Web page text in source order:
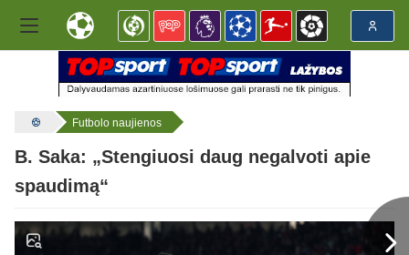
Futbolo naujienos
B. Saka: „Stengiuosi daug negalvoti apie
spaudimą“